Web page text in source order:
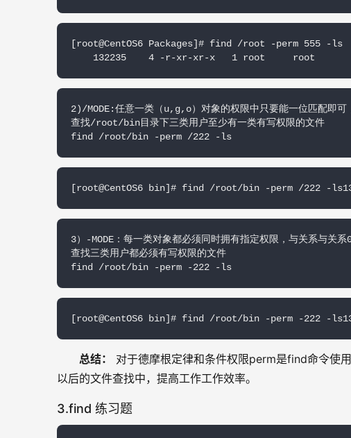
[root@CentOS6 Packages]# find /root -perm 555 -ls
132235    4 -r-xr-xr-x   1 root     root
2)/MODE:任意一类（u,g,o）对象的权限中只要能一位匹配即可
查找/root/bin目录下三类用户至少有一类有写权限的文件
find /root/bin -perm /222 -ls
[root@CentOS6 bin]# find /root/bin -perm /222 -
3）-MODE：每一类对象都必须同时拥有指定权限，与关系与关
查找三类用户都必须有写权限的文件
find /root/bin -perm -222 -ls
[root@CentOS6 bin]# find /root/bin -perm -222 -
总结：
对于德摩根定律和条件权限perm是find命令使
以后的文件查找中，提高工作工作效率。
3.find 练习题